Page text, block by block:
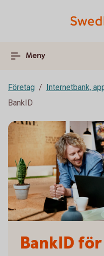
Meny
Företag
Internetbank,
BankID
BankID